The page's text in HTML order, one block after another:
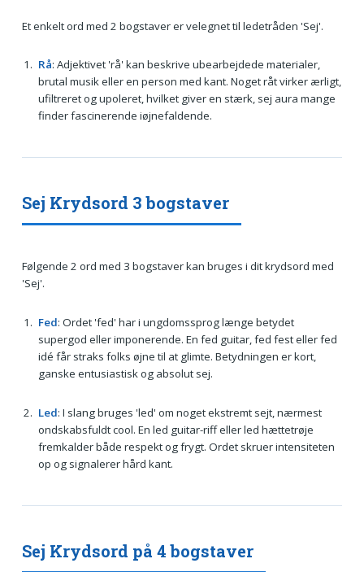
Et enkelt ord med 2 bogstaver er velegnet til ledetråden 'Sej'.
Rå: Adjektivet 'rå' kan beskrive ubearbejdede materialer,
brutal musik eller en person med kant. Noget råt virker ærligt,
ufiltreret og upoleret, hvilket giver en stærk, sej aura mange
finder fascinerende iøjnefaldende.
Sej Krydsord 3 bogstaver
Følgende 2 ord med 3 bogstaver kan bruges i dit krydsord med
'Sej'.
Fed: Ordet 'fed' har i ungdomssprog længe betydet
supergod eller imponerende. En fed guitar, fed fest eller fed
idé får straks folks øjne til at glimte. Betydningen er kort,
ganske entusiastisk og absolut sej.
Led: I slang bruges 'led' om noget ekstremt sejt, nærmest
ondskabsfuldt cool. En led guitar-riff eller led hættetrøje
fremkalder både respekt og frygt. Ordet skruer intensiteten
op og signalerer hård kant.
Sej Krydsord på 4 bogstaver